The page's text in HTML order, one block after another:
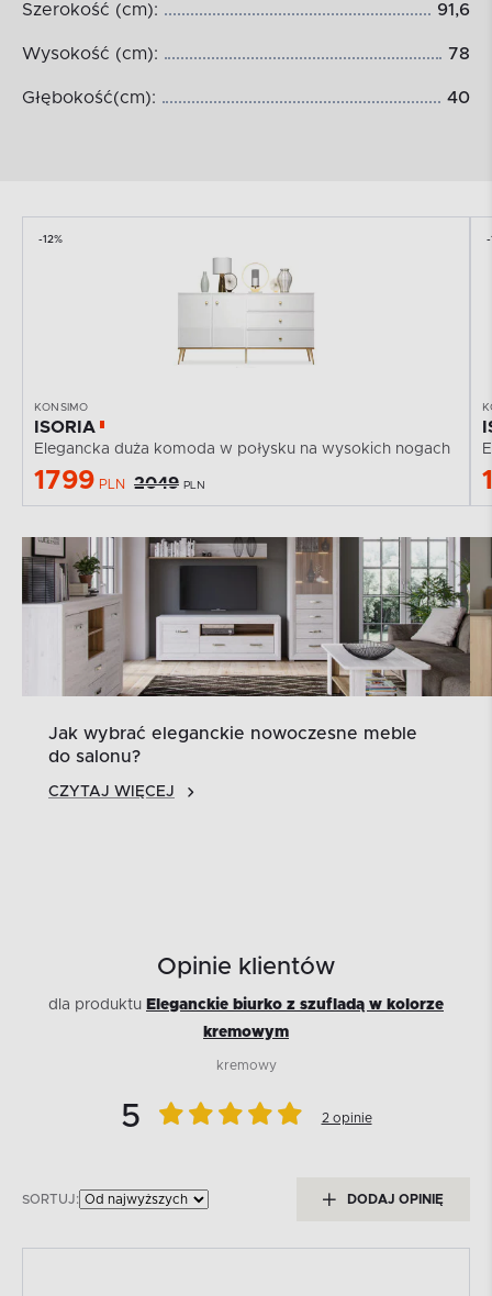
Szerokość (cm): 91,6
Wysokość (cm): 78
Głębokość(cm): 40
-12%
KONSIMO
ISORIA
Elegancka duża komoda w połysku na wysokich nogach
1799 PLN 2049 PLN
-
Jak wybrać eleganckie nowoczesne meble
do salonu?
CZYTAJ WIĘCEJ
Opinie klientów
dla produktu Eleganckie biurko z szufladą w kolorze
kremowym
kremowy
5 2 opinie
SORTUJ: DODAJ OPINIĘ